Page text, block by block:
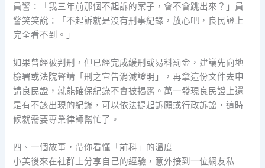
員警：「我三年前那個不起訴的案子，會不會跳出來？」員
警笑笑說：「不起訴就是沒有刑事紀錄，放心吧，良民證上
完全看不到。」
如果曾經被判刑，但已經完成緩刑或易科罰金，建議先向地
檢署或法院聲請「刑之宣告消滅證明」，再拿這份文件去申
請良民證，就能確保紀錄不會被揭露。萬一發現良民證上還
是有不該出現的紀錄，可以依法提起訴願或行政訴訟，這時
候就需要專業律師幫忙了。
四、一個故事，帶你看懂「前科」的溫度
小美後來在社群上分享自己的經驗，意外接到一位網友私